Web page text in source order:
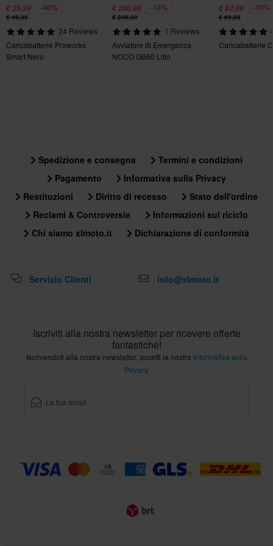
€ 29,99 -40%
€ 49,99
24 Reviews
Caricabatterie Proworks
Smart Nero
€ 200,99 -16%
€ 240,00
1 Reviews
Avviatore di Emergenza
NOCO GB50 Litio
€ 62,99 -10%
€ 69,99
Caricabatterie
Spedizione e consegna
Termini e condizioni
Pagamento
Informativa sulla Privacy
Restituzioni
Diritto di recesso
Stato dell'ordine
Reclami & Controversie
Informazioni sul riciclo
Chi siamo xlmoto.it
Dichiarazione di conformità
Servizio Clienti info@xlmoto.it
Iscriviti alla nostra newsletter per ricevere offerte
fantastiche!
Iscrivendoti alla nostra newsletter, accetti la nostra Informativa sulla
Privacy